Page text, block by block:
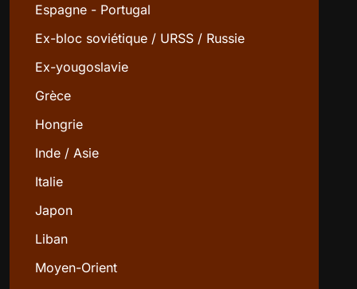
Espagne - Portugal
Ex-bloc soviétique / URSS / Russie
Ex-yougoslavie
Grèce
Hongrie
Inde / Asie
Italie
Japon
Liban
Moyen-Orient